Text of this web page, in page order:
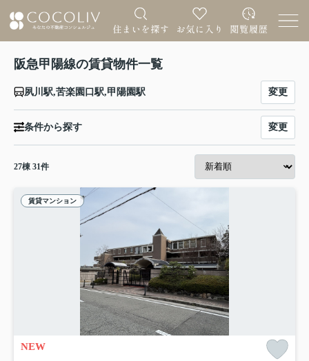
阪急甲陽線の賃貸物件一覧
夙川駅,苦楽園口駅,甲陽園駅 変更
条件から探す 変更
27棟 31件
賃貸マンション
NEW